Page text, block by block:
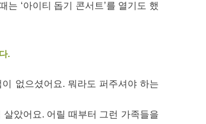
는 ‘아이티 돕기 콘서트’를 열기도 했
.
없으셨어요. 뭐라도 퍼주셔야 하는
았어요. 어릴 때부터 그런 가족들을